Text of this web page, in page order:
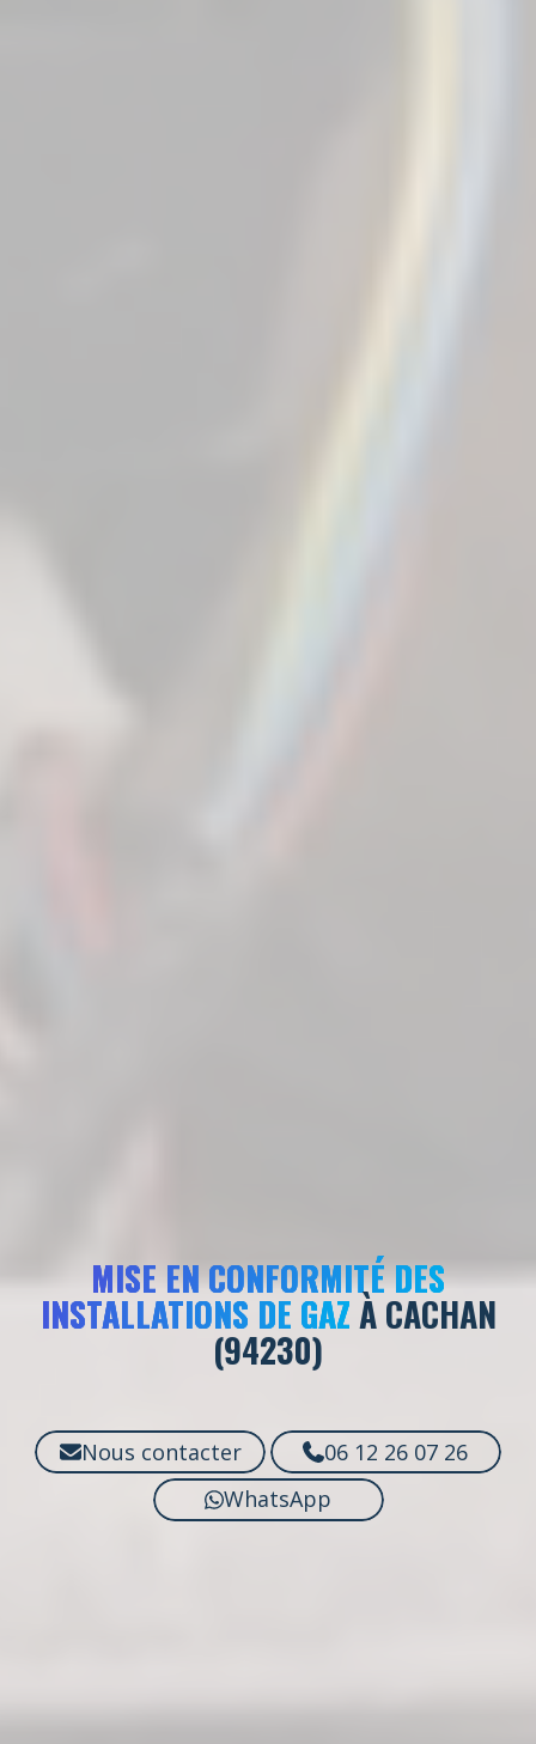
MISE EN CONFORMITÉ DES
INSTALLATIONS DE GAZÀ CACHAN
(94230)
Nous contacter
06 12 26 07 26
WhatsApp